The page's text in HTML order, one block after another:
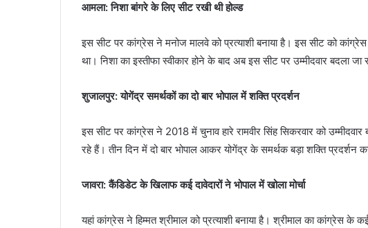
आमला: निशा बांगरे के लिए सीट रखी थी होल्ड
इस सीट पर कांग्रेस ने मनोज मालवे को प्रत्याशी बनाया है। इस सीट को
था। निशा का इस्तीफा स्वीकार होने के बाद अब इस सीट पर उम्मीदवार बदला जा
शुजालपुर: योगेंद्र समर्थकों का दो बार भोपाल में शक्ति प्रदर्शन
इस सीट पर कांग्रेस ने 2018 में चुनाव हारे रामवीर सिंह सिकरवार को
रहे हैं। तीन दिन में दो बार भोपाल आकर योगेंद्र के समर्थक बड़ा शक्ति
जावरा: कैंडिडेट के खिलाफ कई दावेदारों ने भोपाल में खोला मोर्चा
यहां कांग्रेस ने हिम्मत श्रीमाल को प्रत्याशी बनाया है। श्रीमाल का कांग्रेस के